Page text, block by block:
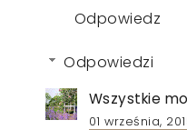
Odpowiedz
Odpowiedzi
Wszystkie
01 września,